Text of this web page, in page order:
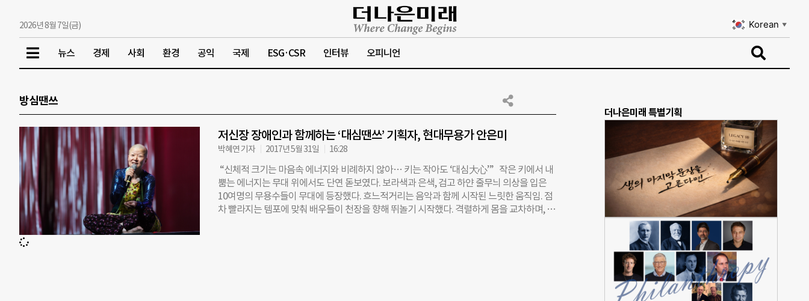
2026년 8월 7일(금) Korean ▼
뉴스 경제 사회 환경 공익 국제 ESG·CSR 인터뷰 오피니언
방심땐쓰
저신장 장애인과 함께하는 ‘대심땐쓰’ 기획자, 현대무용가 안은미
박혜연 기자 2017년 5월 31일 16:28
“신체적 크기는 마음속 에너지와 비례하지 않아… 키는 작아도 ‘대심大心’” 작은 키에서 내
뿜는 에너지는 무대 위에서도 단연 돋보였다. 보라색과 은색, 검고 하얀 줄무늬 의상을 입은
10여명의 무용수들이 무대에 등장했다. 흐느적거리는 음악과 함께 시작된 느릿한 움직임. 점
차 빨라지는 템포에 맞춰 배우들이 천장을 향해 뛰놀기 시작했다. 격렬하게 몸을 교차하며, 무
더나은미래 특별기획